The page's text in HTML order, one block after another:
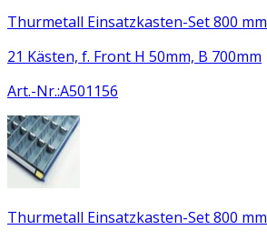
Thurmetall Einsatzkasten-Set 800 mm
21 Kästen, f. Front H 50mm, B 700mm
Art.-Nr.:A501156
Thurmetall Einsatzkasten-Set 800 mm